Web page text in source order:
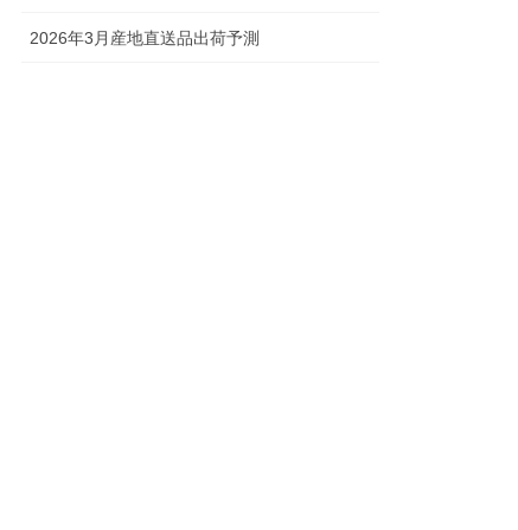
2026年3月産地直送品出荷予測